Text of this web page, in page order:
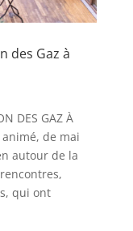
des Gaz à
DES GAZ À
animé, de mai
autour de la
qui ont